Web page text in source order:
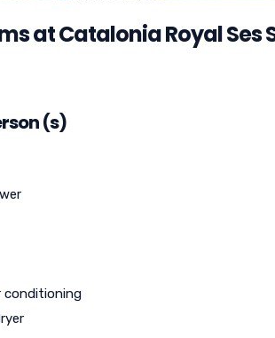
at Catalonia Royal Ses
(s)
conditioning